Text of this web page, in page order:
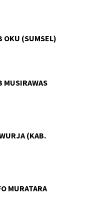
OKU (SUMSEL)
MUSIRAWAS
(KAB.
MURATARA